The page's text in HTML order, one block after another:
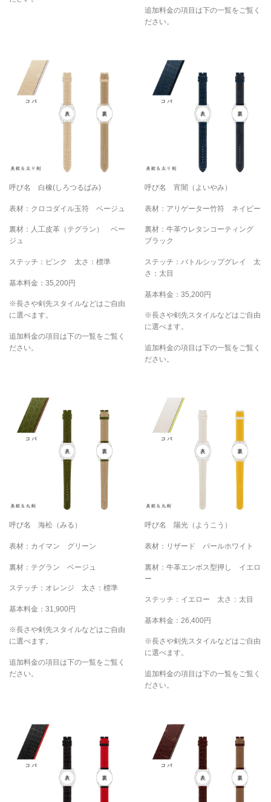
追加料金の項目は下の一覧をご覧く
ださい。
呼び名 白橡(しろつるばみ)
表材：クロコダイル玉符 ベージュ
裏材：人工皮革（テグラン） ベー
ジュ
ステッチ：ピンク 太さ：標準
基本料金：35,200円
※長さや剣先スタイルなどはご自由
に選べます。
追加料金の項目は下の一覧をご覧く
ださい。
呼び名 宵闇（よいやみ）
表材：アリゲーター竹符 ネイビー
裏材：牛革ウレタンコーティング
ブラック
ステッチ：バトルシップグレイ 太
さ：太目
基本料金：35,200円
※長さや剣先スタイルなどはご自由
に選べます。
追加料金の項目は下の一覧をご覧く
ださい。
呼び名 海松（みる）
表材：カイマン グリーン
裏材：テグラン ベージュ
ステッチ：オレンジ 太さ：標準
基本料金：31,900円
※長さや剣先スタイルなどはご自由
に選べます。
追加料金の項目は下の一覧をご覧く
ださい。
呼び名 陽光（ようこう）
表材：リザード パールホワイト
裏材：牛革エンボス型押し イエロ
ー
ステッチ：イエロー 太さ：太目
基本料金：26,400円
※長さや剣先スタイルなどはご自由
に選べます。
追加料金の項目は下の一覧をご覧く
ださい。